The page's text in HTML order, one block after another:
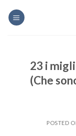
23 i
(Che
POSTED